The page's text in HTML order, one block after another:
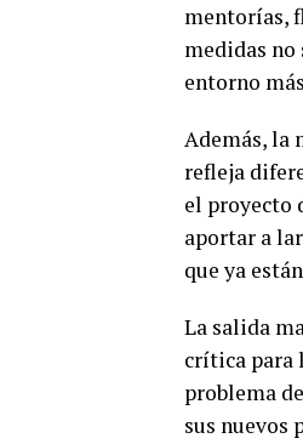
mentorías,
medidas
entorno
Además, la
refleja
el proyecto
aportar a
que ya
La salida
crítica para
problema
sus nuevos